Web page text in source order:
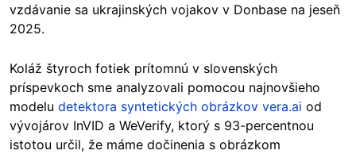
vzdávanie sa ukrajinských vojakov v Donbase na jeseň
2025.
Koláž štyroch fotiek prítomnú v slovenských
príspevkoch sme analyzovali pomocou najnovšieho
modelu detektora syntetických obrázkov vera.ai od
vývojárov InVID a WeVerify, ktorý s 93-percentnou
istotou určil, že máme dočinenia s obrázkom